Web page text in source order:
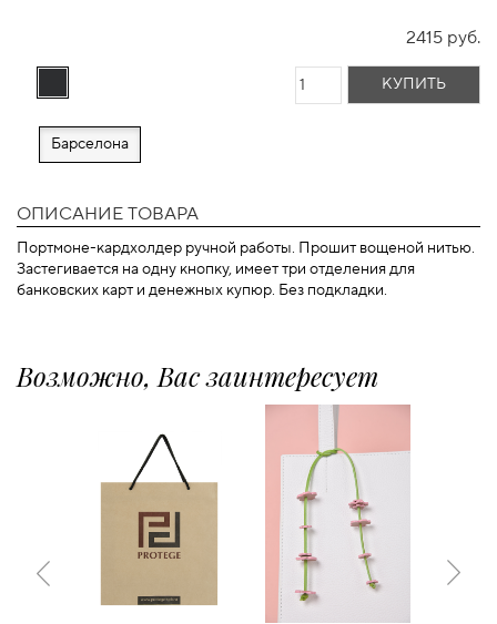
2415 руб.
КУПИТЬ
Барселона
ОПИСАНИЕ ТОВАРА
Портмоне-кардхолдер ручной работы. Прошит вощеной нитью.
Застегивается на одну кнопку, имеет три отделения для
банковских карт и денежных купюр. Без подкладки.
Возможно, Вас заинтересует